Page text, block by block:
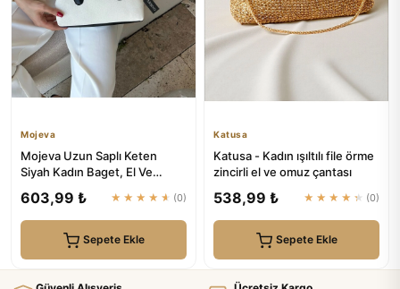
Mojeva
Mojeva Uzun Saplı Keten
Siyah Kadın Baget, El Ve
603,99 ₺ ★★★★★ (0)
Sepete Ekle
Katusa
Katusa - Kadın ışıltılı file örme
zincirli el ve omuz çantası
538,99 ₺ ★★★★★ (0)
Sepete Ekle